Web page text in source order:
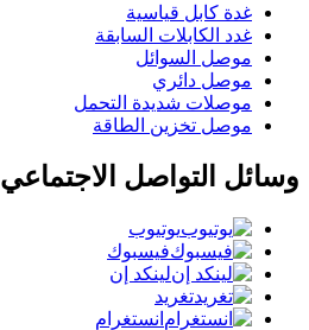
غدة كابل قياسية
غدد الكابلات السابقة
موصل السوائل
موصل دائري
موصلات شديدة التحمل
موصل تخزين الطاقة
وسائل التواصل الاجتماعي
يوتيوب
فيسبوك
لينكد إن
تغريد
انستغرام